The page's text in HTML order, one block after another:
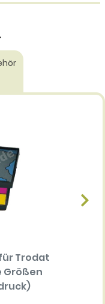
Trodat
Größen